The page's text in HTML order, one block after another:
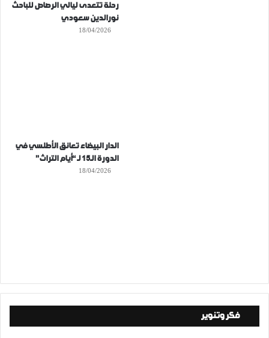
رحلة تتعدى ليالي الرصاص للباحث
نورالدين سعودي
18/04/2026
الدار البيضاء تعانق الأطلسي في
الدورة الـ15 لـ “أيام التراث”
18/04/2026
فكر وتنوير